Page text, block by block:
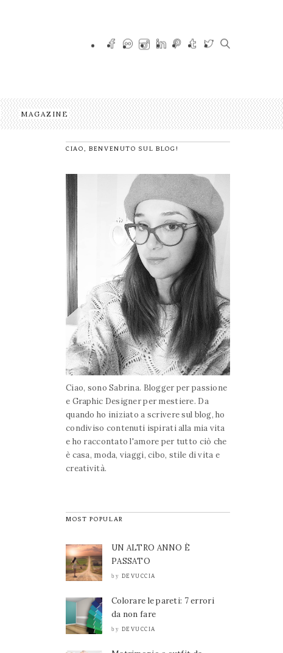
MAGAZINE
CIAO, BENVENUTO SUL BLOG!
Ciao, sono Sabrina. Blogger per passione
e Graphic Designer per mestiere. Da
quando ho iniziato a scrivere sul blog, ho
condiviso contenuti ispirati alla mia vita
e ho raccontato l'amore per tutto ciò che
è casa, moda, viaggi, cibo, stile di vita e
creatività.
MOST POPULAR
UN ALTRO ANNO È
PASSATO
by DEVUCCIA
Colorare le pareti: 7 errori
da non fare
by DEVUCCIA